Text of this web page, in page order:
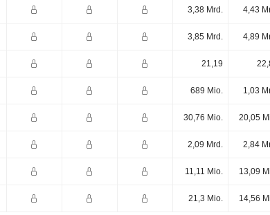
3,38 Mrd. 4,43
3,85 Mrd. 4,89
21,19
689 Mio. 1,03
30,76 Mio. 20,05
2,09 Mrd. 2,84
11,11 Mio. 13,09
21,3 Mio. 14,56